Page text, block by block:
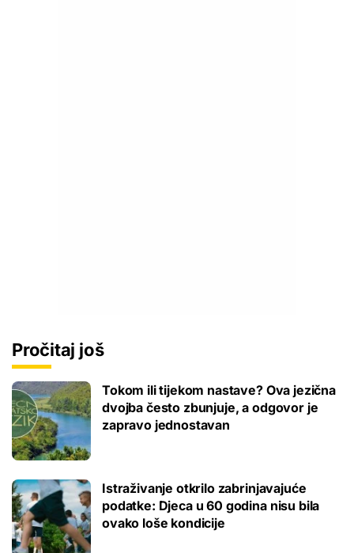
Pročitaj još
Tokom ili tijekom nastave? Ova jezična
dvojba često zbunjuje, a odgovor je
zapravo jednostavan
Istraživanje otkrilo zabrinjavajuće
podatke: Djeca u 60 godina nisu bila
ovako loše kondicije